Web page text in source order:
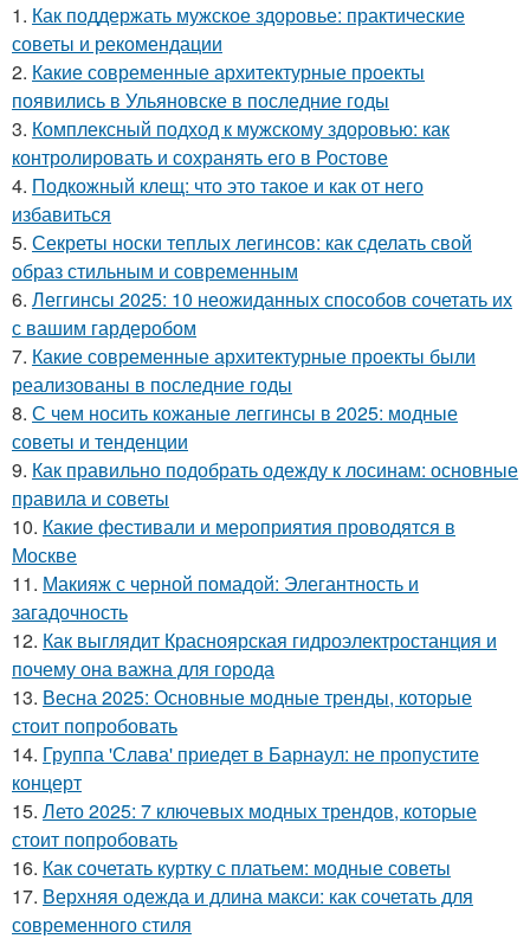
1. Как поддержать мужское здоровье: практические
советы и рекомендации
2. Какие современные архитектурные проекты
появились в Ульяновске в последние годы
3. Комплексный подход к мужскому здоровью: как
контролировать и сохранять его в Ростове
4. Подкожный клещ: что это такое и как от него
избавиться
5. Секреты носки теплых легинсов: как сделать свой
образ стильным и современным
6. Леггинсы 2025: 10 неожиданных способов сочетать их
с вашим гардеробом
7. Какие современные архитектурные проекты были
реализованы в последние годы
8. С чем носить кожаные леггинсы в 2025: модные
советы и тенденции
9. Как правильно подобрать одежду к лосинам: основные
правила и советы
10. Какие фестивали и мероприятия проводятся в
Москве
11. Макияж с черной помадой: Элегантность и
загадочность
12. Как выглядит Красноярская гидроэлектростанция и
почему она важна для города
13. Весна 2025: Основные модные тренды, которые
стоит попробовать
14. Группа 'Слава' приедет в Барнаул: не пропустите
концерт
15. Лето 2025: 7 ключевых модных трендов, которые
стоит попробовать
16. Как сочетать куртку с платьем: модные советы
17. Верхняя одежда и длина макси: как сочетать для
современного стиля